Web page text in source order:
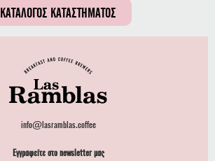
ΚΑΤΑΛΟΓΟΣ ΚΑΤΑΣΤΗΜΑΤΟΣ
info@lasramblas.coffee
Εγγραφείτε στο newsletter μας